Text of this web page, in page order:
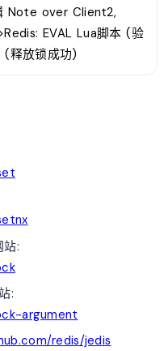
Note over Client2,
EVAL Lua脚本 (验
释放锁成功)
:
:
argument
redis/jedis